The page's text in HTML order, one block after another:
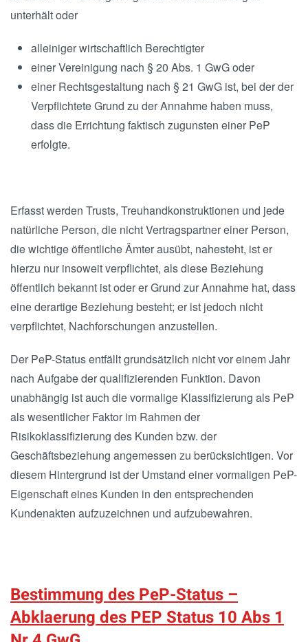
unterhält oder
alleiniger wirtschaftlich Berechtigter
einer Vereinigung nach § 20 Abs. 1 GwG oder
einer Rechtsgestaltung nach § 21 GwG ist, bei der der
Verpflichtete Grund zu der Annahme haben muss,
dass die Errichtung faktisch zugunsten einer PeP
erfolgte.
Erfasst werden Trusts, Treuhandkonstruktionen und jede
natürliche Person, die nicht Vertragspartner einer Person,
die wichtige öffentliche Ämter ausübt, nahesteht, ist er
hierzu nur insoweit verpflichtet, als diese Beziehung
öffentlich bekannt ist oder er Grund zur Annahme hat, dass
eine derartige Beziehung besteht; er ist jedoch nicht
verpflichtet, Nachforschungen anzustellen.
Der PeP-Status entfällt grundsätzlich nicht vor einem Jahr
nach Aufgabe der qualifizierenden Funktion. Davon
unabhängig ist auch die vormalige Klassifizierung als PeP
als wesentlicher Faktor im Rahmen der
Risikoklassifizierung des Kunden bzw. der
Geschäftsbeziehung angemessen zu berücksichtigen. Vor
diesem Hintergrund ist der Umstand einer vormaligen PeP-
Eigenschaft eines Kunden in den entsprechenden
Kundenakten aufzuzeichnen und aufzubewahren.
Bestimmung des PeP-Status –
Abklaerung des PEP Status 10 Abs 1